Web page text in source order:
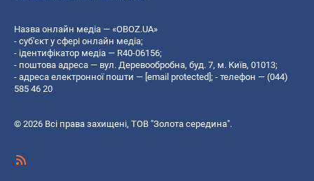
Назва онлайн медіа — «OBOZ.UA»
- суб'єкт у сфері онлайн медіа;
- ідентифікатор медіа — R40-06156;
- поштова адреса — вул. Деревообробна, буд. 7, м. Київ, 01013;
- адреса електронної пошти — [email protected]; - телефон — (044)
585 46 20
© 2026 Всі права захищені, ТОВ "Золота середина".